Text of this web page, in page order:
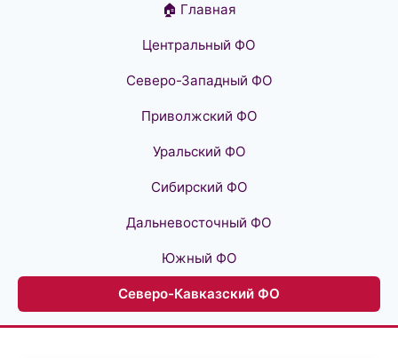
🏠 Главная
Центральный ФО
Северо-Западный ФО
Приволжский ФО
Уральский ФО
Сибирский ФО
Дальневосточный ФО
Южный ФО
Северо-Кавказский ФО